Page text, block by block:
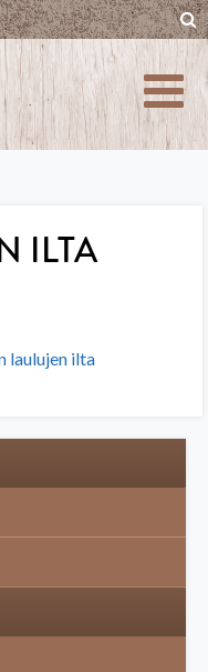
ILTA
laulujen ilta